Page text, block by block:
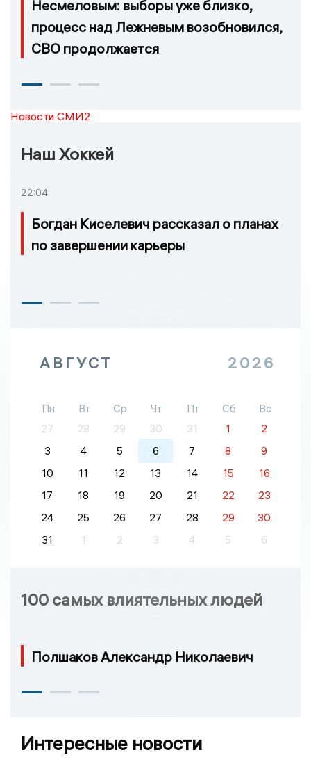
Несмеловым: выборы уже близко,
процесс над Лежневым возобновился,
СВО продолжается
Новости СМИ2
Наш Хоккей
22:04
Богдан Киселевич рассказал о планах
по завершении карьеры
АВГУСТ 2026
Пн Вт Ср Чт Пт Сб
Вс
27
28 29 30 31 1
2
3
4 5 6 7 8
9
10
11 12 13 14 15
16
17
18 19 20 21 22
23
24
25 26 27 28 29
30
31
1 2 3 4 5 6
100 самых влиятельных людей
Полшаков Александр Николаевич
Интересные новости